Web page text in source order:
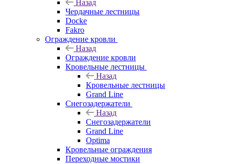
Назад
Чердачные лестницы
Docke
Fakro
Ограждение кровли
Назад
Ограждение кровли
Кровельные лестницы
Назад
Кровельные лестницы
Grand Line
Снегозадержатели
Назад
Снегозадержатели
Grand Line
Optima
Кровельные ограждения
Переходные мостики